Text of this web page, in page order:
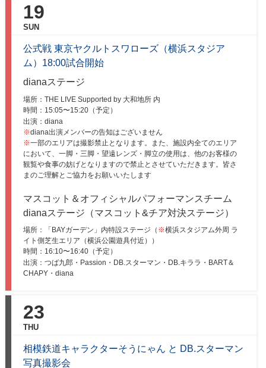
19
SUN
公式戦 東京ヤクルトスワローズ（横浜スタジア
ム）18:00試合開始
dianaステージ
場所：THE LIVE Supported by 大和地所 内
時間： 15:05〜15:20（予定）
出演：diana
※diana出演メンバーの告知はございません
※一部のエリアは撮影禁止となります。また、施設内全てのエリア
において、一脚・三脚・望遠レンズ・脚立の使用は、他のお客様の
観覧や食事の妨げとなりますので禁止とさせていただきます。皆さ
まのご理解とご協力をお願いいたします
マスコット＆オフィシャルパフォーマンスチーム
dianaステージ（マスコット&チア対決ステージ）
場所：「BAYガーデン」内特設ステージ（ ※横浜スタジアム外周 ラ
イト側芝生エリア（横浜公園遊具付近））
時間： 16:10〜16:40（予定）
出演：つば九郎・Passion・DB.スターマン・DB.キララ・BART＆
CHAPY・diana
23
THU
相模鉄道キャラクターそうにゃん と DB.スターマン
写真撮影会